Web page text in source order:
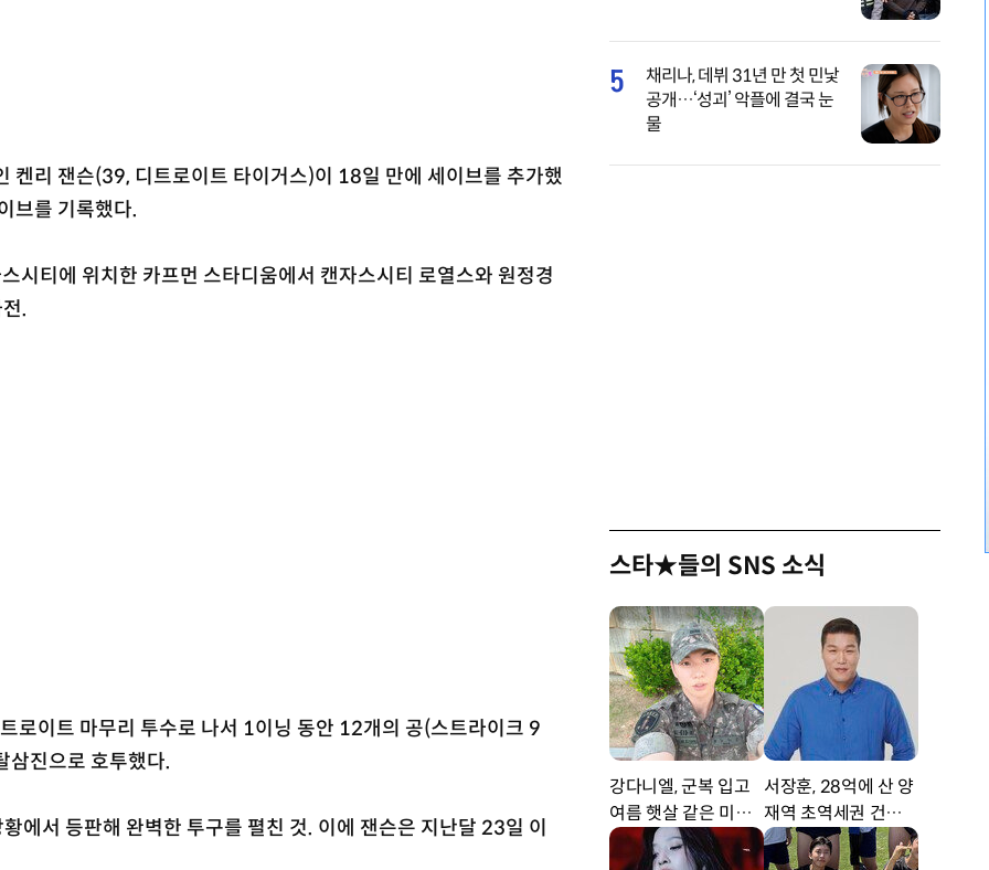
켄리 잰슨(39, 디트로이트 타이거스)이 18일 만에 세이브를 추가했
브를 기록했다.
시티에 위치한 카프먼 스타디움에서 캔자스시티 로열스와 원정경
.
로이트 마무리 투수로 나서 1이닝 동안 12개의 공(스트라이크 9
삼진으로 호투했다.
에서 등판해 완벽한 투구를 펼친 것. 이에 잰슨은 지난달 23일 이
5
채리나, 데뷔 31년 만 첫 민낯
공개…‘성괴’ 악플에 결국 눈
물
스타★들의 SNS 소식
강다니엘, 군복 입고
여름 햇살 같은 미소
‘잘생겼어’ [DA★]
서장훈, 28억에 산 양
재역 초역세권 건물 4
50억에 내놨다